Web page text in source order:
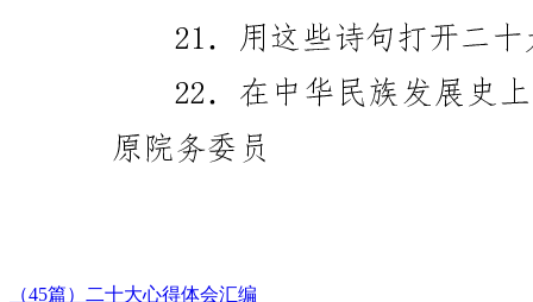
（45篇）二十大心得体会汇编